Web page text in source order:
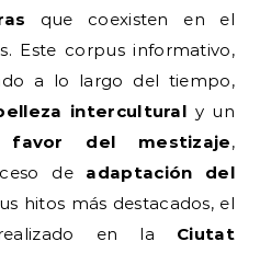
que coexisten en el
Este corpus informativo,
a lo largo del tiempo,
intercultural y un
del mestizaje,
de adaptación del
hitos más destacados, el
en la Ciutat